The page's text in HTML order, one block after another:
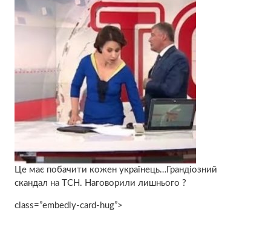
Це має побачити кожен українець…Грандіозний
скандал на ТСН. Наговорили лишнього ?
class=”embedly-card-hug”>